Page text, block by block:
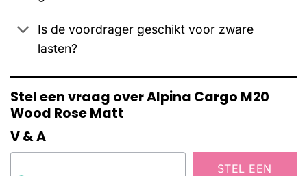
Is de voordrager geschikt voor zware
lasten?
Stel een vraag over Alpina Cargo M20
Wood Rose Matt
V & A
STEL EEN